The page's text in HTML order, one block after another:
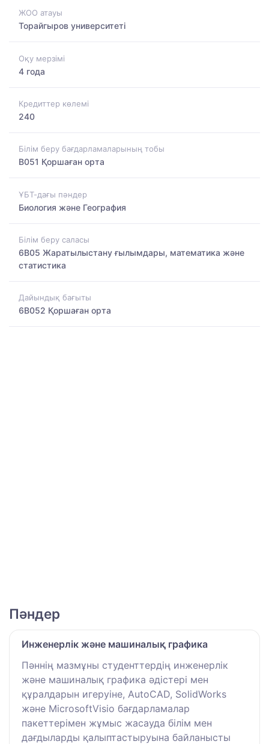
ЖОО атауы
Торайгыров университеті
Оқу мерзімі
4 года
Кредиттер көлемі
240
Білім беру бағдарламаларының тобы
B051 Қоршаған орта
ҰБТ-дағы пәндер
Биология және География
Білім беру саласы
6B05 Жаратылыстану ғылымдары, математика және
статистика
Дайындық бағыты
6B052 Қоршаған орта
Пәндер
Инженерлік және машиналық графика
Пәннің мазмұны студенттердің инженерлік
және машиналық графика әдістері мен
құралдарын игеруіне, AutoCAD, SolidWorks
және MicrosoftVisio бағдарламалар
пакеттерімен жұмыс жасауда білім мен
дағдыларды қалыптастыруына байланысты